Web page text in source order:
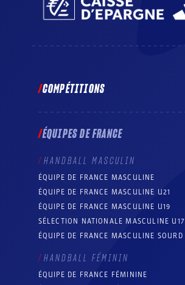
COMPÉTITIONS
ÉQUIPES DE FRANCE
HANDBALL MASCULIN
ÉQUIPE DE FRANCE MASCULINE
ÉQUIPE DE FRANCE MASCULINE U21
ÉQUIPE DE FRANCE MASCULINE U19
SÉLECTION NATIONALE MASCULINE U17
ÉQUIPE DE FRANCE MASCULINE SOURD
HANDBALL FÉMININ
ÉQUIPE DE FRANCE FÉMININE